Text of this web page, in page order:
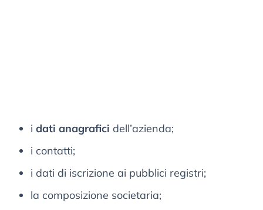
i dati anagrafici dell’azienda;
i contatti;
i dati di iscrizione ai pubblici registri;
la composizione societaria;